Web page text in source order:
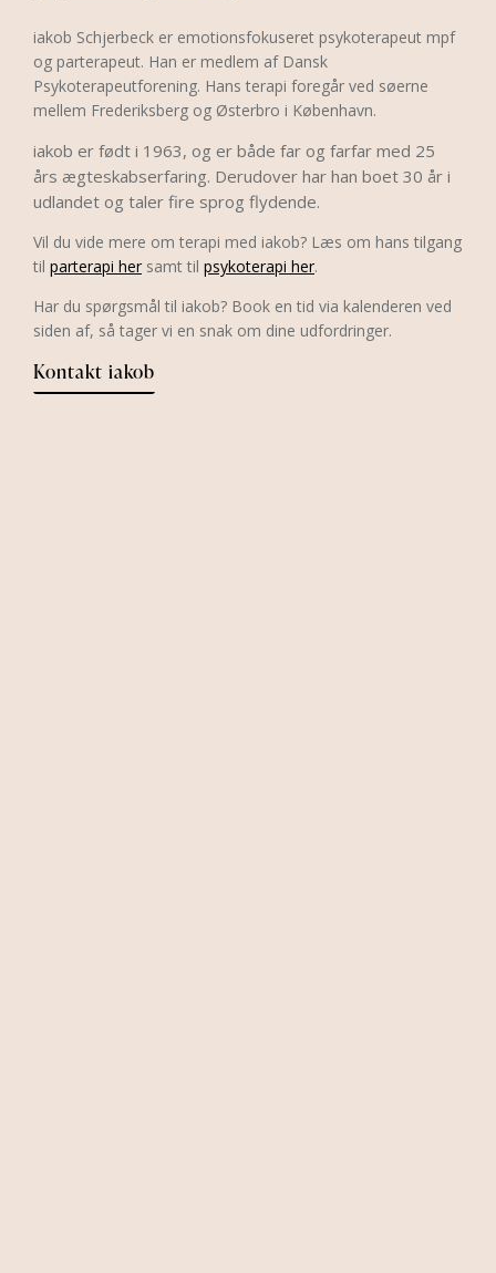
iakob Schjerbeck er emotionsfokuseret psykoterapeut mpf
og parterapeut. Han er medlem af Dansk
Psykoterapeutforening. Hans terapi foregår ved søerne
mellem Frederiksberg og Østerbro i København.
iakob er født i 1963, og er både far og farfar med 25
års ægteskabserfaring. Derudover har han boet 30 år i
udlandet og taler fire sprog flydende.
Vil du vide mere om terapi med iakob? Læs om hans tilgang
til parterapi her samt til psykoterapi her.
Har du spørgsmål til iakob? Book en tid via kalenderen ved
siden af, så tager vi en snak om dine udfordringer.
Kontakt iakob